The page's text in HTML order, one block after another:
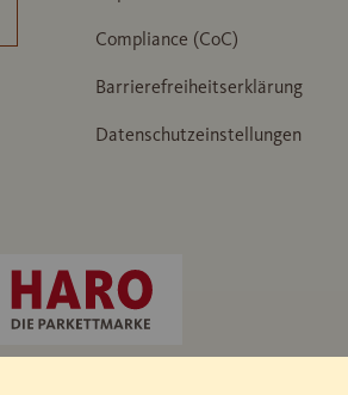
Compliance (CoC)
Barrierefreiheitserklärung
Datenschutzeinstellungen